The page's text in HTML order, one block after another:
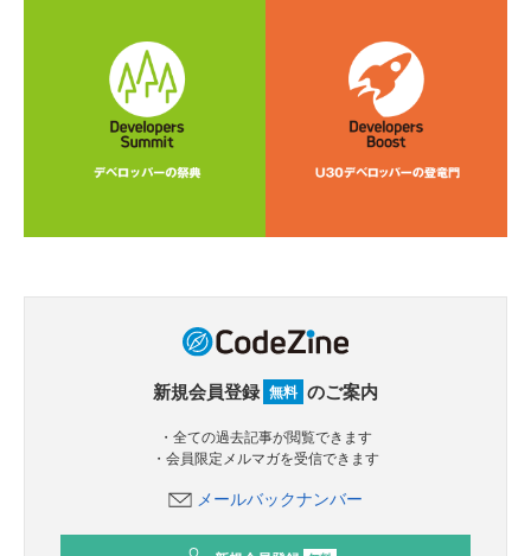
新規会員登録 無料 のご案内
・全ての過去記事が閲覧できます
・会員限定メルマガを受信できます
メールバックナンバー